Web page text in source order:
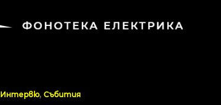
Интервю, Събития